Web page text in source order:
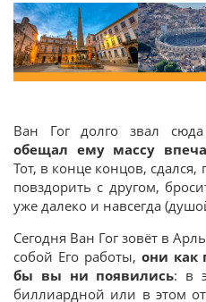
Ван Гог долго звал сюда
обещал ему массу
Тот, в конце концов,
повздорить с другом,
уже далеко и навсегда
Сегодня Ван Гог зовёт в
собой Его работы, они как
бы вы ни появились: в
биллиардной или в этом